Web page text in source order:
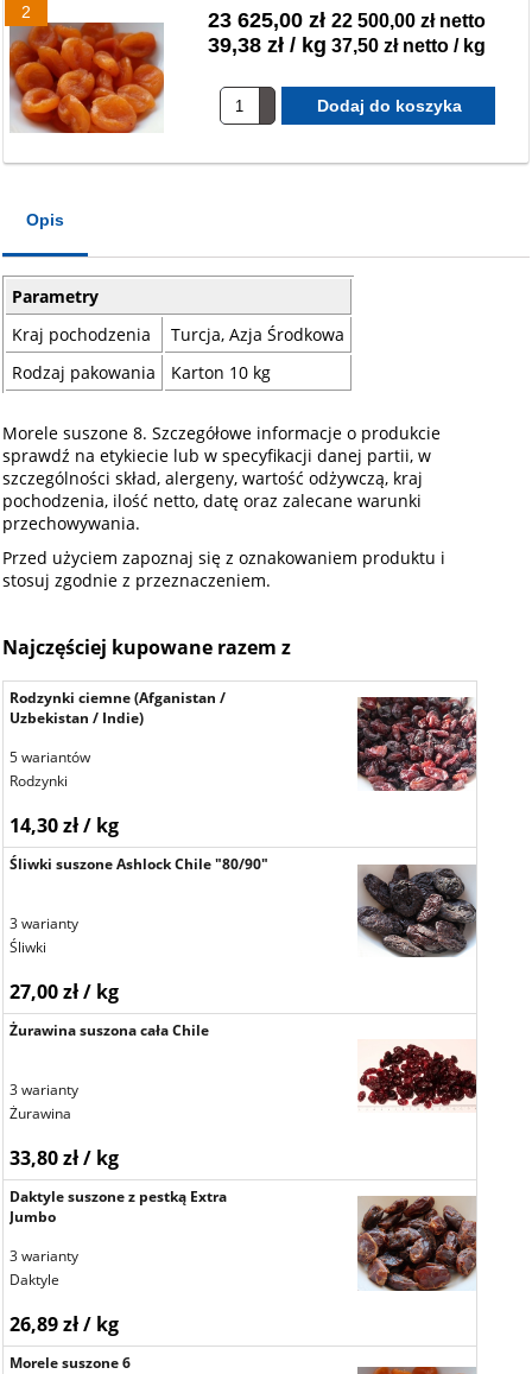
2 23 625,00 zł 22 500,00 zł netto
39,38 zł / kg 37,50 zł netto / kg
Opis
Parametry
Kraj pochodzenia
Turcja, Azja Środkowa
Rodzaj pakowania
Karton 10 kg
Morele suszone 8. Szczegółowe informacje o produkcie
sprawdź na etykiecie lub w specyfikacji danej partii, w
szczególności skład, alergeny, wartość odżywczą, kraj
pochodzenia, ilość netto, datę oraz zalecane warunki
przechowywania.
Przed użyciem zapoznaj się z oznakowaniem produktu i
stosuj zgodnie z przeznaczeniem.
Najczęściej kupowane razem z
Rodzynki ciemne (Afganistan /
Uzbekistan / Indie)
5 wariantów
Rodzynki
14,30 zł / kg
Śliwki suszone Ashlock Chile "80/90"
3 warianty
Śliwki
27,00 zł / kg
Żurawina suszona cała Chile
3 warianty
Żurawina
33,80 zł / kg
Daktyle suszone z pestką Extra
Jumbo
3 warianty
Daktyle
26,89 zł / kg
Morele suszone 6